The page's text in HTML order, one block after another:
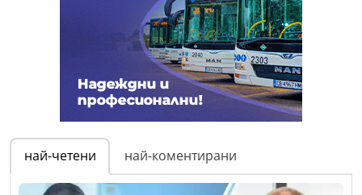
най-четени най-коментирани